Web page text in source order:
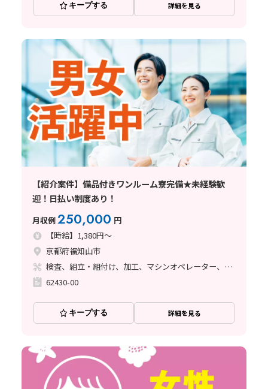
キープする 詳細を見る
【紹介案件】備品付きワンルーム寮完備★未経験歓
迎！日払い制度あり！
月収例250,000 円
【時給】1,380円～
京都府福知山市
検査、組立・組付け、加工、マシンオペレーター、清掃・洗浄、溶接
62430-00
キープする 詳細を見る